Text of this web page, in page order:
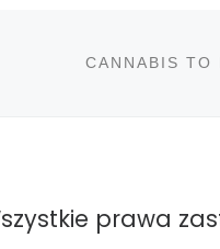
CANNABIS TO
prawa